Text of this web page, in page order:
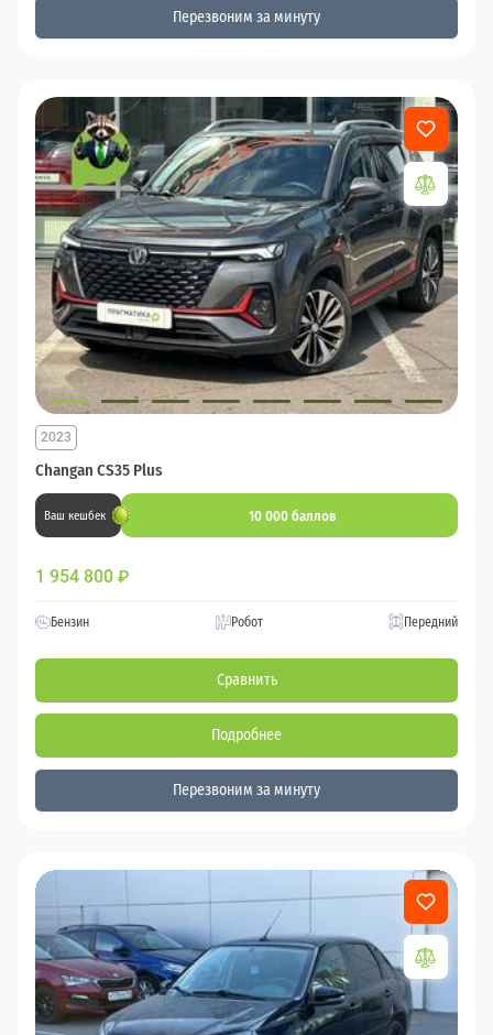
Перезвоним за минуту
Changan CS35 Plus
2023
Ваш кешбек 10 000 баллов
1 954 800 ₽
Бензин Робот Передний
Сравнить
Подробнее
Перезвоним за минуту